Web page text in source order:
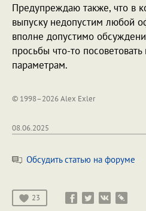
Предупреждаю также, что в
выпуску недопустим любой
вполне допустимо
просьбы что-то
параметрам.
© 1998–2026 Alex Exler
08.06.2025
Обсудить статью на форуме
23